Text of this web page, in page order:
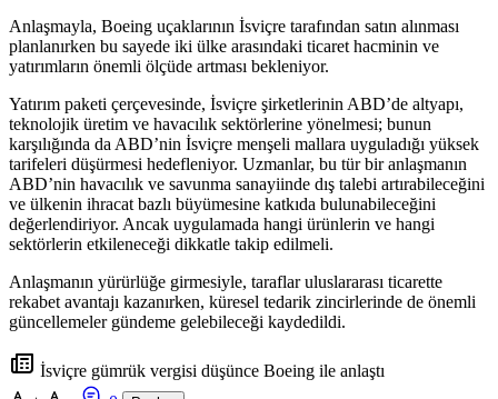
Anlaşmayla, Boeing uçaklarının İsviçre tarafından satın alınması
planlanırken bu sayede iki ülke arasındaki ticaret hacminin ve
yatırımların önemli ölçüde artması bekleniyor.
Yatırım paketi çerçevesinde, İsviçre şirketlerinin ABD’de altyapı,
teknolojik üretim ve havacılık sektörlerine yönelmesi; bunun
karşılığında da ABD’nin İsviçre menşeli mallara uyguladığı yüksek
tarifeleri düşürmesi hedefleniyor. Uzmanlar, bu tür bir anlaşmanın
ABD’nin havacılık ve savunma sanayiinde dış talebi artırabileceğini
ve ülkenin ihracat bazlı büyümesine katkıda bulunabileceğini
değerlendiriyor. Ancak uygulamada hangi ürünlerin ve hangi
sektörlerin etkileneceği dikkatle takip edilmeli.
Anlaşmanın yürürlüğe girmesiyle, taraflar uluslararası ticarette
rekabet avantajı kazanırken, küresel tedarik zincirlerinde de önemli
güncellemeler gündeme gelebileceği kaydedildi.
İsviçre gümrük vergisi düşünce Boeing ile anlaştı